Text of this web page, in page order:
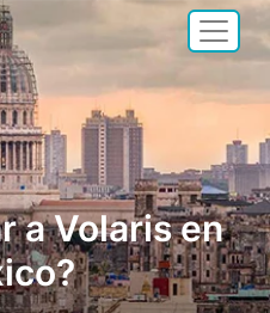
a Volaris en